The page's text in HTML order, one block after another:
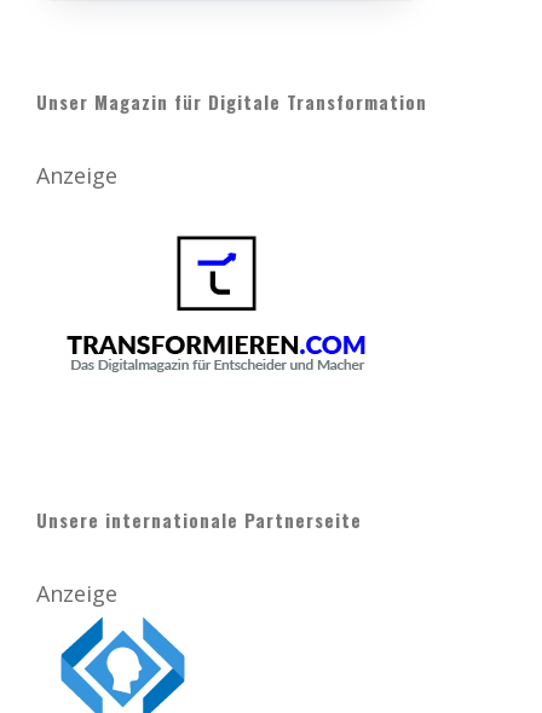
Unser Magazin für Digitale Transformation
Anzeige
Unsere internationale Partnerseite
Anzeige